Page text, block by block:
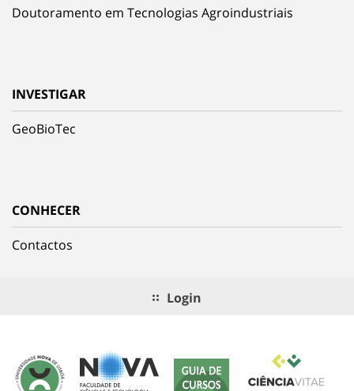
Doutoramento em Tecnologias Agroindustriais
INVESTIGAR
GeoBioTec
CONHECER
Contactos
Login